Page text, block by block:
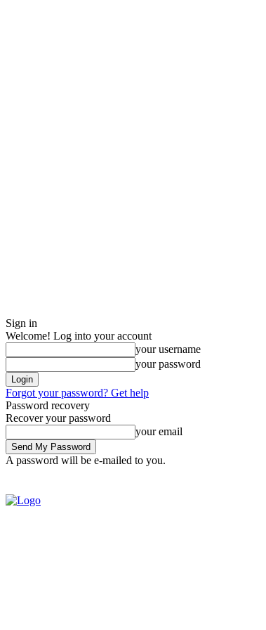
Sign in
Welcome! Log into your account
your username
your password
Forgot your password? Get help
Password recovery
Recover your password
your email
A password will be e-mailed to you.